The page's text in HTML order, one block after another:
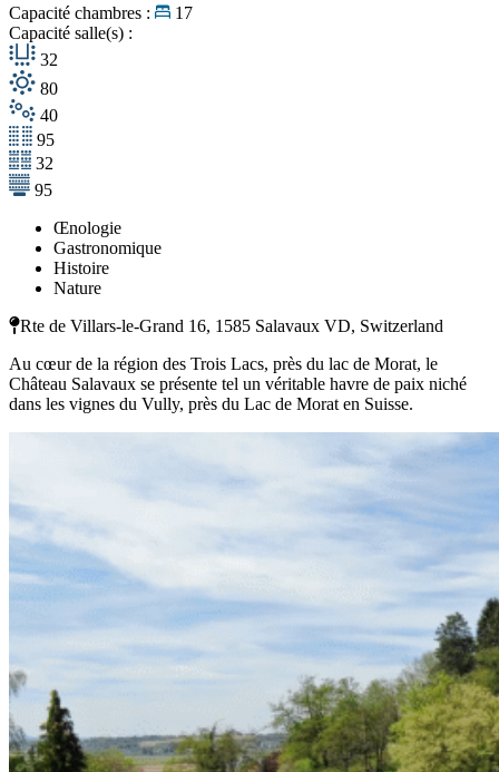
Capacité chambres :
17
Capacité salle(s) :
32
80
40
95
32
95
Œnologie
Gastronomique
Histoire
Nature
Rte de Villars-le-Grand 16, 1585 Salavaux VD, Switzerland
Au cœur de la région des Trois Lacs, près du lac de Morat, le
Château Salavaux se présente tel un véritable havre de paix niché
dans les vignes du Vully, près du Lac de Morat en Suisse.